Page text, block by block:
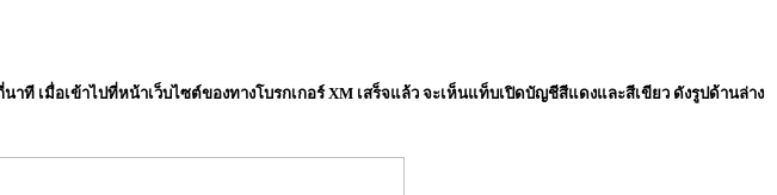
ที เมื่อเข้าไปที่หน้าเว็บไซต์ของทางโบรกเกอร์ XM เสร็จแล้ว จะเห็นแท็บเปิดบัญชีสีแดงและสีเขียว ดังรูปด้านล่าง